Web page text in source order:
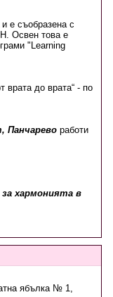
е съобразена с
Освен това е
"Learning
врата до врата“ - по
Панчаревоработи
хармонията в
ябълка № 1,